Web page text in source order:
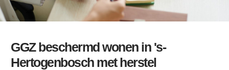
GGZ beschermd wonen in 's-
Hertogenbosch met herstel